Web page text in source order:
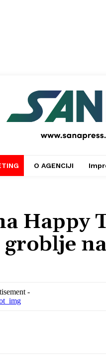
O AGENCIJI
Happy
-